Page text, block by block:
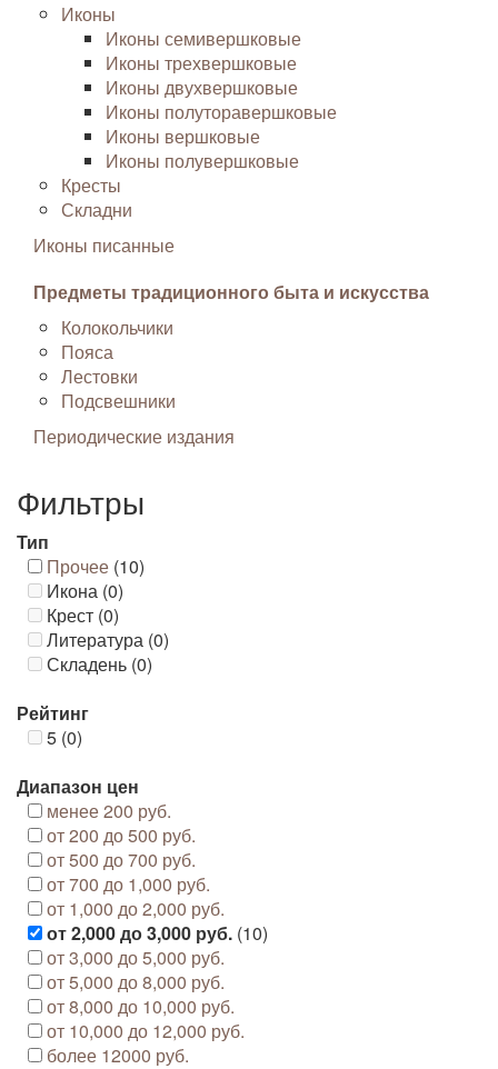
Иконы
Иконы семивершковые
Иконы трехвершковые
Иконы двухвершковые
Иконы полуторавершковые
Иконы вершковые
Иконы полувершковые
Кресты
Складни
Иконы писанные
Предметы традиционного быта и искусства
Колокольчики
Пояса
Лестовки
Подсвешники
Периодические издания
Фильтры
Тип
Прочее (10)
Икона (0)
Крест (0)
Литература (0)
Складень (0)
Рейтинг
5 (0)
Диапазон цен
менее 200 руб.
от 200 до 500 руб.
от 500 до 700 руб.
от 700 до 1,000 руб.
от 1,000 до 2,000 руб.
от 2,000 до 3,000 руб. (10)
от 3,000 до 5,000 руб.
от 5,000 до 8,000 руб.
от 8,000 до 10,000 руб.
от 10,000 до 12,000 руб.
более 12000 руб.